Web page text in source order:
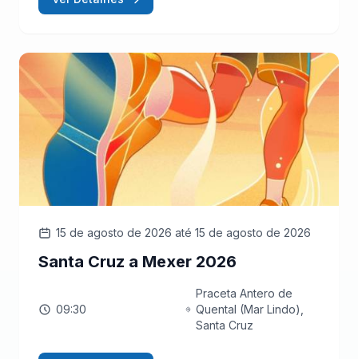
15 de agosto de 2026 até 15 de agosto de 2026
Santa Cruz a Mexer 2026
09:30
Praceta Antero de
Quental (Mar Lindo),
Santa Cruz